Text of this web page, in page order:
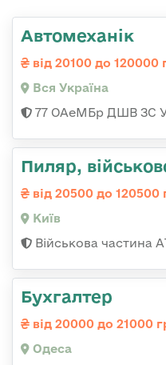
Автомеханік
від 20100 до 120000
Вся Україна
77 ОАеМБр ДШВ ЗС
Пиляр,
від 20500 до 120500
Київ
Військова частина
Бухгалтер
від 20000 до 21000
Одеса